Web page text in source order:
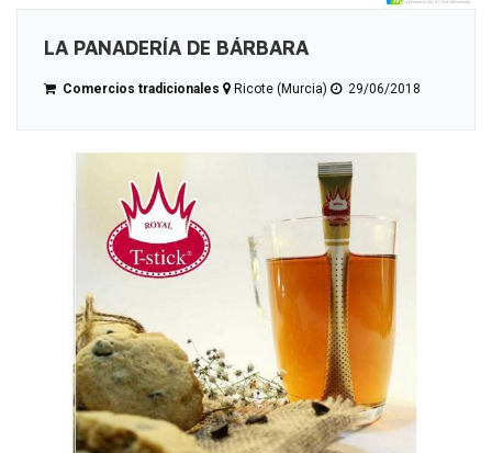
LA PANADERÍA DE BÁRBARA
Comercios tradicionales Ricote (Murcia) 29/06/2018